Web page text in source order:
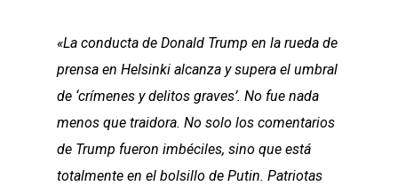
«La conducta de Donald Trump en la rueda de
prensa en Helsinki alcanza y supera el umbral
de ‘crímenes y delitos graves’. No fue nada
menos que traidora. No solo los comentarios
de Trump fueron imbéciles, sino que está
totalmente en el bolsillo de Putin. Patriotas